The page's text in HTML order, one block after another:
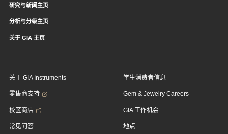
研究与新闻主页
分析与分级主页
关于 GIA 主页
关于 GIA Instruments
零售商支持
校区商店
常见问答
学生消费者信息
Gem & Jewelry Careers
GIA 工作机会
地点